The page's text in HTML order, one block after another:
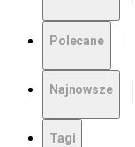
Polecane
Najnowsze
Tagi